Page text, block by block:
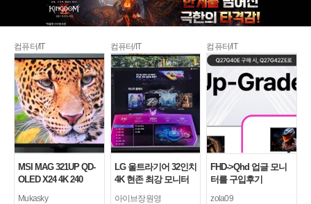
컴퓨터/IT
MSI MAG 321UP QD-
OLED X24 4K 240
Mukasky
컴퓨터/IT
LG 울트라기어 32인치
4K 현존 최강 모니터
아이브장원영
컴퓨터/IT
FHD->Qhd 업글 모니
터를 구입후기
zola09